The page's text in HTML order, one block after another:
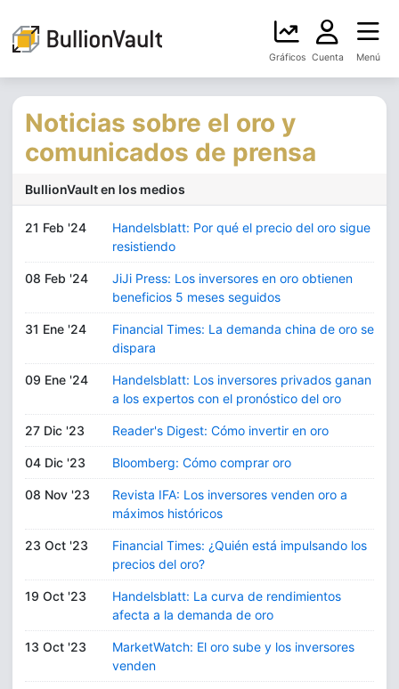
Gráficos Cuenta Menú
Noticias sobre el oro y
comunicados de prensa
BullionVault en los medios
21 Feb '24
Handelsblatt: Por qué el precio del oro sigue
resistiendo
08 Feb '24
JiJi Press: Los inversores en oro obtienen
beneficios 5 meses seguidos
31 Ene '24
Financial Times: La demanda china de oro se
dispara
09 Ene '24
Handelsblatt: Los inversores privados ganan
a los expertos con el pronóstico del oro
27 Dic '23 Reader's Digest: Cómo invertir en oro
04 Dic '23 Bloomberg: Cómo comprar oro
08 Nov '23
Revista IFA: Los inversores venden oro a
máximos históricos
23 Oct '23
Financial Times: ¿Quién está impulsando los
precios del oro?
19 Oct '23
Handelsblatt: La curva de rendimientos
afecta a la demanda de oro
13 Oct '23
MarketWatch: El oro sube y los inversores
venden